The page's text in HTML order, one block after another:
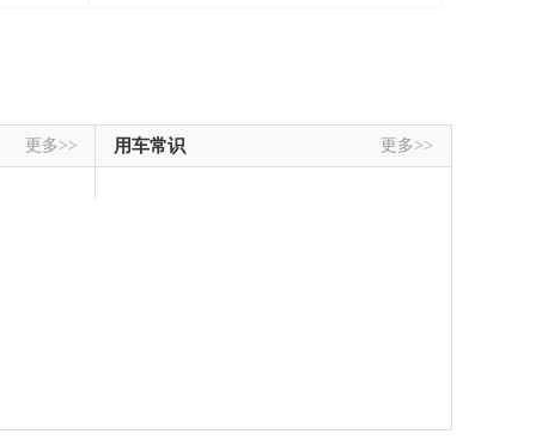
更多>> 用车常识 更多>>